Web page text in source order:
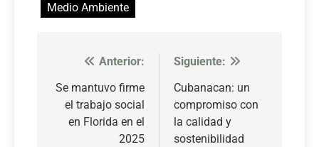
Medio Ambiente
Navegación
de
entradas
Anterior:
Se mantuvo firme
el trabajo social
en Florida en el
2025
Siguiente:
Cubanacan: un
compromiso con
la calidad y
sostenibilidad